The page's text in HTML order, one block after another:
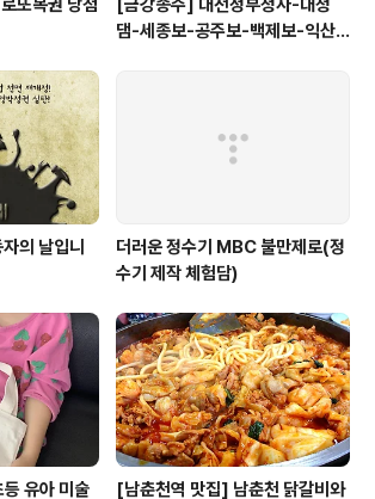
또복권 당첨
[금강종주] 대전정부청사-대청
댐-세종보-공주보-백제보-익산
의 날입니
더러운 정수기 MBC 불만제로(정
수기 제작 체험담)
유아 미술 [남춘천역 맛집] 남춘천 닭갈비와